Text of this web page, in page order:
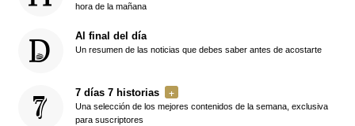
hora de la mañana
Al final del día
Un resumen de las noticias que debes saber antes de acostarte
7 días 7 historias
Una selección de los mejores contenidos de la semana, exclusiva
para suscriptores